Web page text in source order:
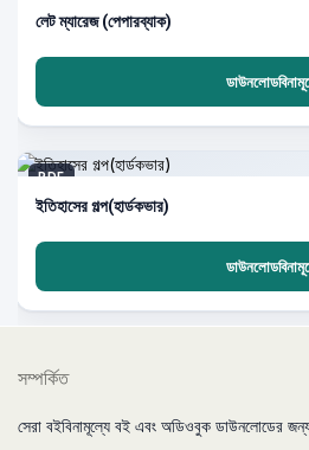
লেট ম্যারেজ (পেপারব্যাক)
PDF
ইতিহাসের গল্প(হার্ডকভার)
সম্পর্কিত
সেরা বইবিনামূল্যে বই এবং অডিওবুক ডাউনলোডের জন্য